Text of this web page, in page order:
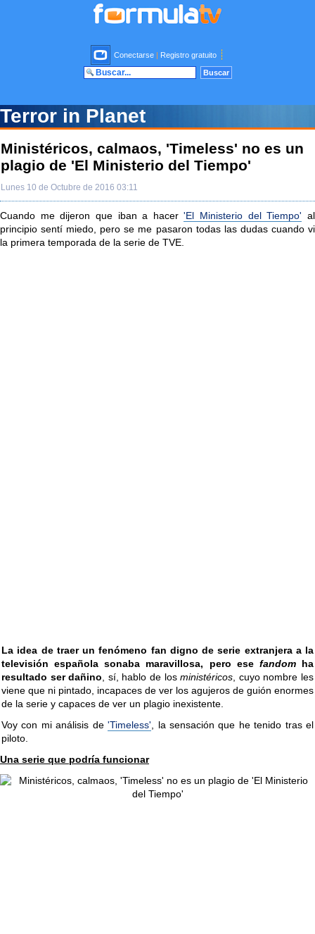
Conectarse | Registro gratuito
Terror in Planet
Ministéricos, calmaos, 'Timeless' no es un
plagio de 'El Ministerio del Tiempo'
Lunes 10 de Octubre de 2016 03:11
Cuando me dijeron que iban a hacer'El Ministerio del Tiempo' al
principio sentí miedo, pero se me pasaron todas las dudas cuando vi
la primera temporada de la serie de TVE.
La idea de traer un fenómeno fan digno de serie extranjera a la
televisión española sonaba maravillosa, pero ese fandomha
resultado ser dañino , sí, hablo de losministéricos , cuyo nombre les
viene que ni pintado, incapaces de ver los agujeros de guión enormes
de la serie y capaces de ver un plagio inexistente.
Voy con mi análisis de'Timeless' , la sensación que he tenido tras el
piloto.
Una serie que podría funcionar